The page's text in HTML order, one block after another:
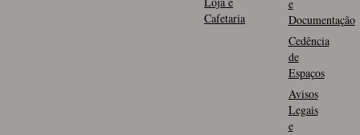
Cafetaria
e
Documentação
Cedência
de
Espaços
Avisos
Legais
e